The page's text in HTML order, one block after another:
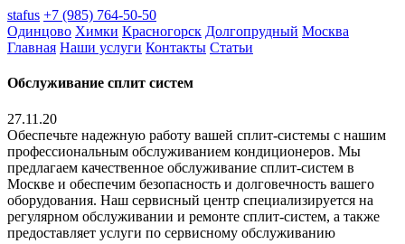
stafus +7 (985) 764-50-50
Одинцово Химки Красногорск Долгопрудный Москва
Главная Наши услуги Контакты Статьи
Обслуживание сплит систем
27.11.20
Обеспечьте надежную работу вашей сплит-системы с нашим
профессиональным обслуживанием кондиционеров. Мы
предлагаем качественное обслуживание сплит-систем в
Москве и обеспечим безопасность и долговечность вашего
оборудования. Наш сервисный центр специализируется на
регулярном обслуживании и ремонте сплит-систем, а также
предоставляет услуги по сервисному обслуживанию